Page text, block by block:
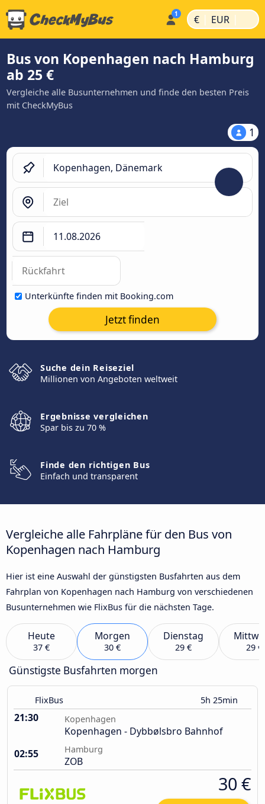
€ | EUR |
Bus von Kopenhagen nach Hamburg
ab 25 €
Vergleiche alle Busunternehmen und finde den besten Preis
mit CheckMyBus
1
Unterkünfte finden mit Booking.com
Jetzt finden
Suche dein Reiseziel
Millionen von Angeboten weltweit
Ergebnisse vergleichen
Spar bis zu 70 %
Finde den richtigen Bus
Einfach und transparent
Vergleiche alle Fahrpläne für den Bus von
Kopenhagen nach Hamburg
Hier ist eine Auswahl der günstigsten Busfahrten aus dem
Fahrplan von Kopenhagen nach Hamburg von verschiedenen
Busunternehmen wie FlixBus für die nächsten Tage.
Heute
37 €
Morgen
30 €
Dienstag
29 € 29 €
Günstigste Busfahrten morgen
FlixBus 5h 25min
21:30 Kopenhagen
Kopenhagen - Dybbølsbro Bahnhof
02:55
Hamburg
ZOB
30 €